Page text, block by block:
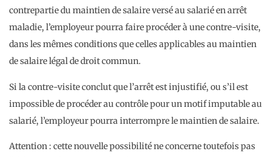
contrepartie du maintien de salaire versé au salarié en arrêt
maladie, l’employeur pourra faire procéder à une contre-visite,
dans les mêmes conditions que celles applicables au maintien
de salaire légal de droit commun.
Si la contre-visite conclut que l’arrêt est injustifié, ou s’il est
impossible de procéder au contrôle pour un motif imputable au
salarié, l’employeur pourra interrompre le maintien de salaire.
Attention : cette nouvelle possibilité ne concerne toutefois pas